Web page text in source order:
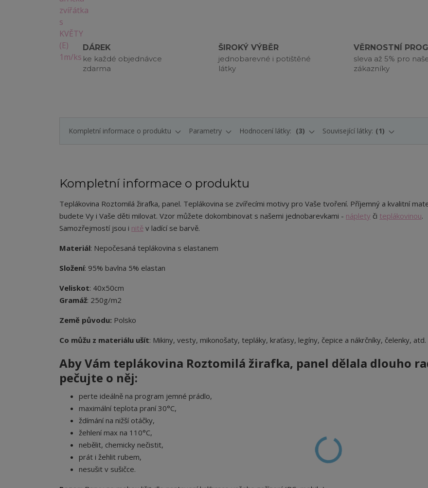
DÁREK
ke každé objednávce
zdarma
ŠIROKÝ VÝBĚR
jednobarevné i potištěné
látky
VĚRNOSTNÍ
sleva až 5% pro
zákazníky
Kompletní informace o produktu Parametry Hodnocení látky: 3 Související látky: 1
Kompletní informace o produktu
Teplákovina Roztomilá žirafka, panel. Teplákovina se zvířecími motivy pro Vaše tvoření. Příjemný a kvalitní
budete Vy i Vaše děti milovat. Vzor můžete dokombinovat s našemi jednobarevkami - náplety či teplákovinou.
Samozřejmostí jsou i nitě v ladící se barvě.
Materiál: Nepočesaná teplákovina s elastanem
Složení: 95% bavlna 5% elastan
Veliskot: 40x50cm
Gramáž: 250g/m2
Země původu: Polsko
Co můžu z materiálu ušít: Mikiny, vesty, mikonošaty, tepláky, kraťasy, legíny, čepice a nákrčníky, čelenky, atd.
Aby Vám teplákovina Roztomilá žirafka, panel dělala dlouho
pečujte o něj:
perte ideálně na program jemné prádlo,
maximální teplota praní 30°C,
ždímání na nižší otáčky,
žehlení max na 110°C,
nebělit, chemicky nečistit,
prát i žehlit rubem,
nesušit v sušičce.